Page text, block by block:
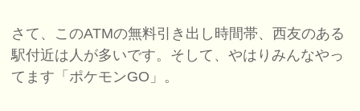
さて、このATMの無料引き出し時間帯、西友のある
駅付近は人が多いです。そして、やはりみんなやっ
てます「ポケモンGO」。